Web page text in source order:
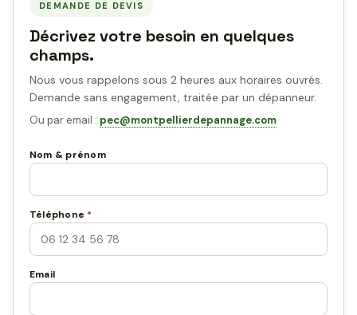
DEMANDE DE DEVIS
Décrivez votre besoin en quelques
champs.
Nous vous rappelons sous 2 heures aux horaires ouvrés.
Demande sans engagement, traitée par un dépanneur.
Ou par email : pec@montpellierdepannage.com
Nom & prénom
Téléphone *
Email